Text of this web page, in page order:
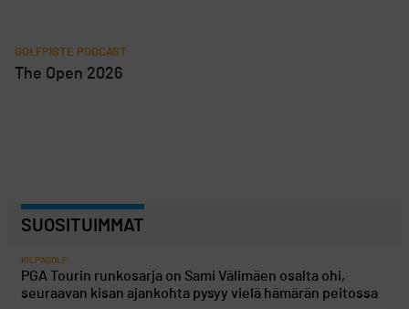
GOLFPISTE PODCAST
The Open 2026
SUOSITUIMMAT
KILPAGOLF
PGA Tourin runkosarja on Sami Välimäen osalta ohi,
seuraavan kisan ajankohta pysyy vielä hämärän peitossa